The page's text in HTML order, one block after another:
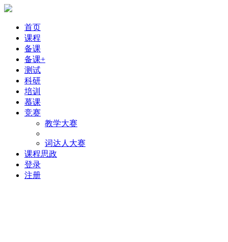
首页
课程
备课
备课+
测试
科研
培训
慕课
竞赛
教学大赛
词达人大赛
课程思政
登录
注册